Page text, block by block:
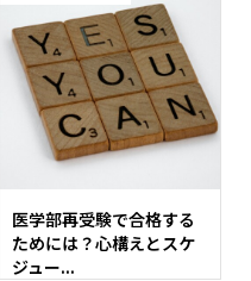
医学部再受験で合格する
ためには？心構えとスケ
ジュー...